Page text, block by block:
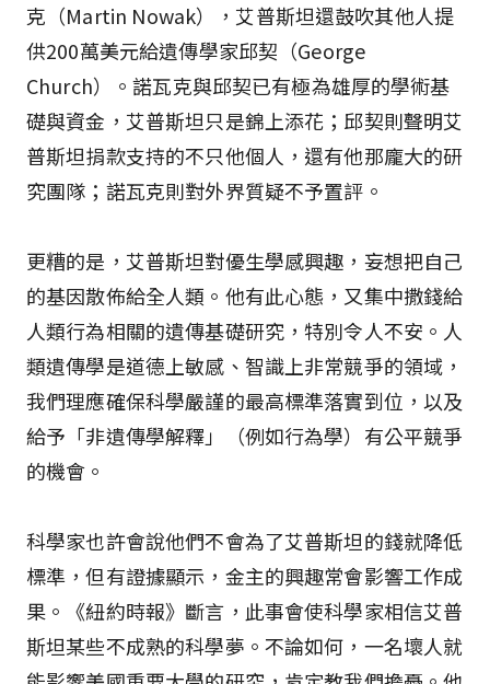
克（Martin Nowak），艾普斯坦還鼓吹其他人提
供200萬美元給遺傳學家邱契（George
Church）。諾瓦克與邱契已有極為雄厚的學術基
礎與資金，艾普斯坦只是錦上添花；邱契則聲明艾
普斯坦捐款支持的不只他個人，還有他那龐大的研
究團隊；諾瓦克則對外界質疑不予置評。
更糟的是，艾普斯坦對優生學感興趣，妄想把自己
的基因散佈給全人類。他有此心態，又集中撒錢給
人類行為相關的遺傳基礎研究，特別令人不安。人
類遺傳學是道德上敏感、智識上非常競爭的領域，
我們理應確保科學嚴謹的最高標準落實到位，以及
給予「非遺傳學解釋」（例如行為學）有公平競爭
的機會。
科學家也許會說他們不會為了艾普斯坦的錢就降低
標準，但有證據顯示，金主的興趣常會影響工作成
果。《紐約時報》斷言，此事會使科學家相信艾普
斯坦某些不成熟的科學夢。不論如何，一名壞人就